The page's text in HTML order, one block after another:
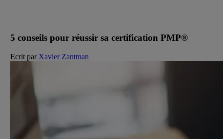
5 conseils pour réussir sa certification PMP®
Ecrit par Xavier Zantman